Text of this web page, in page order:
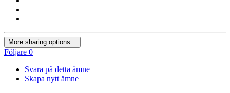
More sharing options...
Följare 0
Svara på detta ämne
Skapa nytt ämne